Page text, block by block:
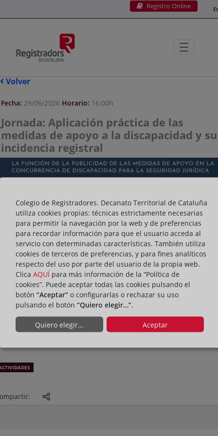
Registro Online
Volver
Fecha: 29/06/2026 Horario: 16:00h
Jornada: Aplicación práctica de las
medidas de apoyo a la discapacidad y su
incidencia registral
Colegio de Registradores. Decanato Territorial de Cataluña
utiliza cookies propias: técnicas estrictamente necesarias
para permitir la navegación por la web y de preferencias
para recordar información para que el usuario acceda al
servicio con determinadas características. También utiliza
cookies de terceros de preferencias, y para fines analíticos
respecto del uso por parte del usuario de la propia web.
Clica AQUÍ para más información de la “Política de
cookies”. Puede aceptar todas las cookies pulsando el
botón “Aceptar” o configurarlas o rechazar su uso
pulsando el botón “Quiero elegir…”.
Quiero elegir... Aceptar